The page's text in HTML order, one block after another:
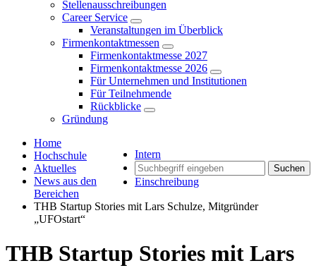
Stellenausschreibungen
Career Service
Veranstaltungen im Überblick
Firmenkontaktmessen
Firmenkontaktmesse 2027
Firmenkontaktmesse 2026
Für Unternehmen und Institutionen
Für Teilnehmende
Rückblicke
Gründung
Intern
Suchen
Einschreibung
Home
Hochschule
Aktuelles
News aus den
Bereichen
THB Startup Stories mit Lars Schulze, Mitgründer
„UFOstart“
THB Startup Stories mit Lars